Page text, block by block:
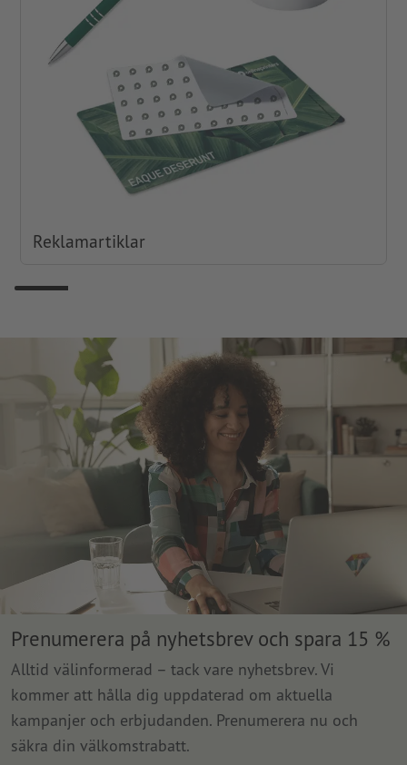
Reklamartiklar
Prenumerera på nyhetsbrev och spara 15 %
Alltid välinformerad – tack vare nyhetsbrev. Vi
kommer att hålla dig uppdaterad om aktuella
kampanjer och erbjudanden. Prenumerera nu och
säkra din välkomstrabatt.